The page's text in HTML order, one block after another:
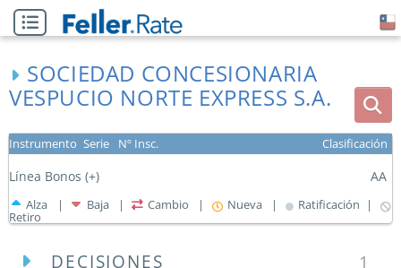
SOCIEDAD CONCESIONARIA
VESPUCIO NORTE EXPRESS S.A.
Instrumento Serie Nº Insc. Clasificación
Línea Bonos (+) AA
Alza | Baja | Cambio | Nueva | Ratificación |
Retiro
DECISIONES 1